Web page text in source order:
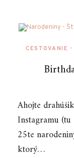
CESTOVANIE •
Ahojte
Instagramu
25te
ktorý…